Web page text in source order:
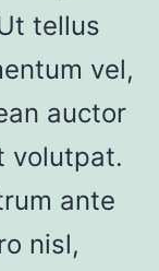
tellus
vel,
auctor
volutpat.
ante
nisl,